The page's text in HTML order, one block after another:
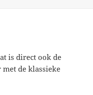
is direct ook de
de klassieke